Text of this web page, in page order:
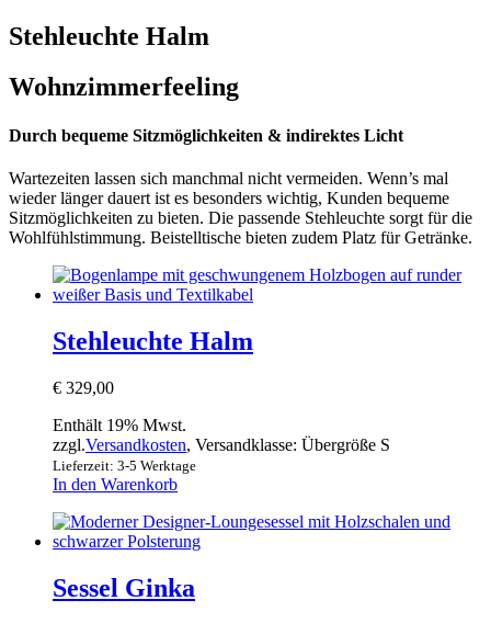
Stehleuchte Halm
Wohnzimmerfeeling
Durch bequeme Sitzmöglichkeiten & indirektes Licht
Wartezeiten lassen sich manchmal nicht vermeiden. Wenn’s mal
wieder länger dauert ist es besonders wichtig, Kunden bequeme
Sitzmöglichkeiten zu bieten. Die passende Stehleuchte sorgt für die
Wohlfühlstimmung. Beistelltische bieten zudem Platz für Getränke.
Stehleuchte Halm
€ 329,00
Enthält 19% Mwst.
zzgl.Versandkosten, Versandklasse: Übergröße S
Lieferzeit: 3-5 Werktage
In den Warenkorb
Sessel Ginka